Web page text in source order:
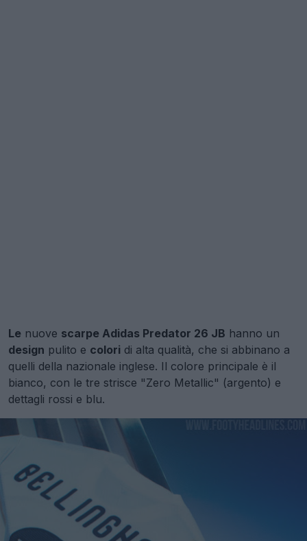
Le nuove scarpe Adidas Predator 26 JB hanno un
design pulito e colori di alta qualità, che si abbinano a
quelli della nazionale inglese. Il colore principale è il
bianco, con le tre strisce "Zero Metallic" (argento) e
dettagli rossi e blu.